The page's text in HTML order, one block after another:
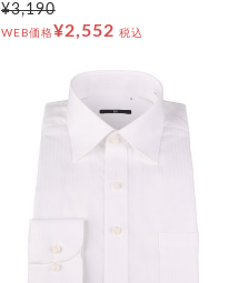
¥3,190
WEB価格¥2,552 税込